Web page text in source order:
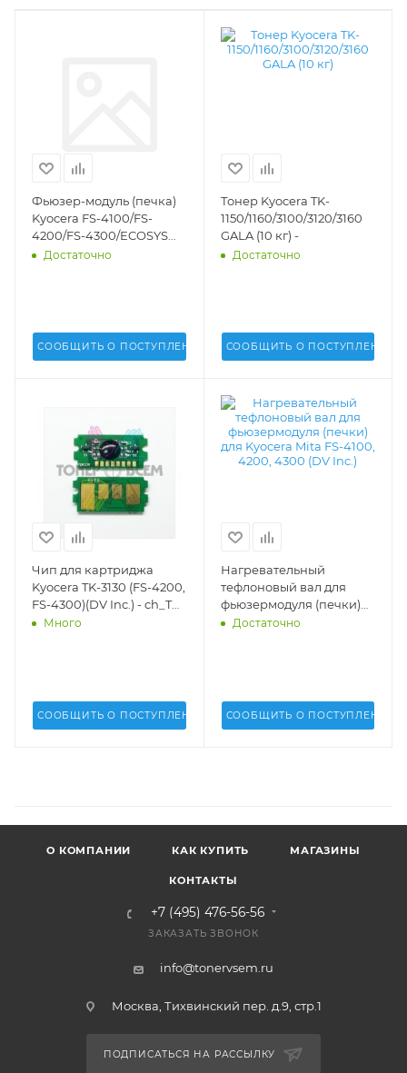
Фьюзер-модуль (печка)
Kyocera FS-4100/FS-
4200/FS-4300/ECOSYS
P3045/P3050/P3055/P3060/ECOSYS
Достаточно
СООБЩИТЬ О ПОСТУПЛЕНИИ
Тонер Kyocera TK-
1150/1160/3100/3120/3160
GALA (10 кг) -
Достаточно
СООБЩИТЬ О ПОСТУПЛЕНИИ
Чип для картриджа
Kyocera TK-3130 (FS-4200,
FS-4300)(DV Inc.) - ch_TK-
3130Много
СООБЩИТЬ О ПОСТУПЛЕНИИ
Нагревательный
тефлоновый вал для
фьюзермодуля (печки)
для Kyocera Mita FS-4100,
Достаточно
СООБЩИТЬ О ПОСТУПЛЕНИИ
О КОМПАНИИ КАК КУПИТЬ МАГАЗИНЫ
КОНТАКТЫ
+7 (495) 476-56-56
ЗАКАЗАТЬ ЗВОНОК
info@tonervsem.ru
Москва, Тихвинский пер. д.9, стр.1
ПОДПИСАТЬСЯ НА РАССЫЛКУ